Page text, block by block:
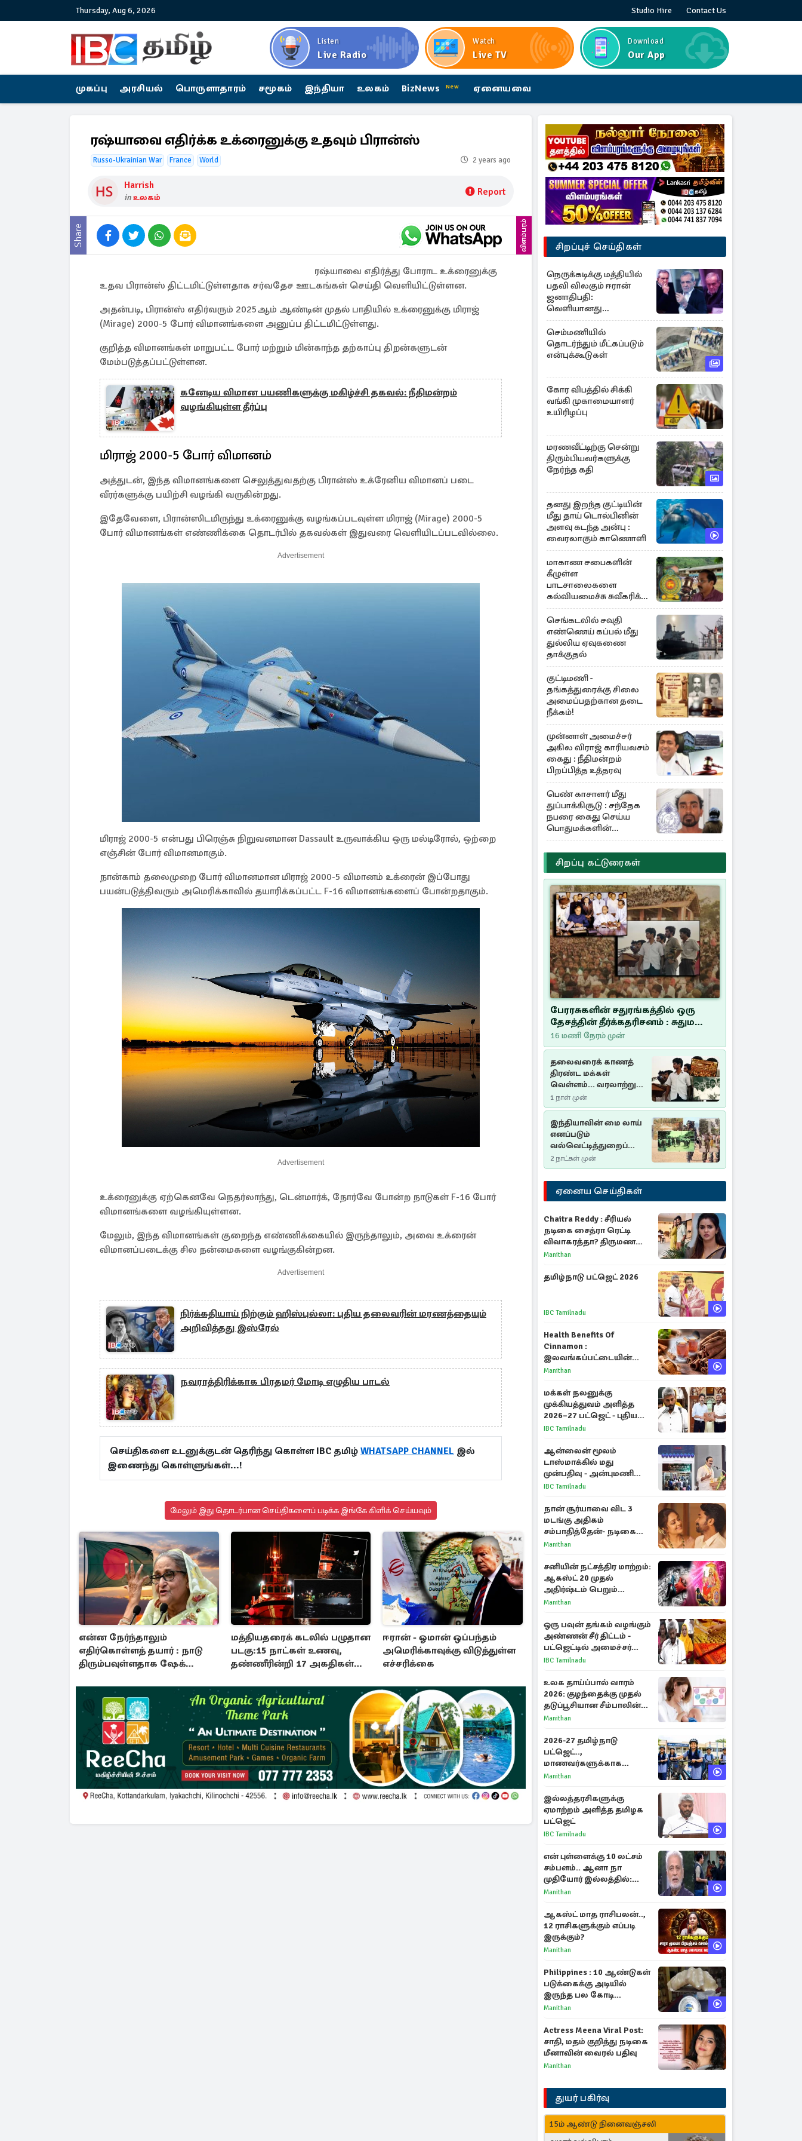
Thursday, Aug 6, 2026 Studio Hire Contact Us
Listen
Live Radio
Watch
Live TV
Download
Our App
முகப்பு அரசியல் பொருளாதாரம் சமூகம் இந்தியா உலகம் BizNews New ஏனையவை
ரஷ்யாவை எதிர்க்க உக்ரைனுக்கு உதவும் பிரான்ஸ்
Russo-Ukrainian War France World 2 years ago
Harrish
inஉலகம் Report
Share விளம்பரம்
ரஷ்யாவை எதிர்த்து போராட உக்ரைனுக்கு
உதவ பிரான்ஸ் திட்டமிட்டுள்ளதாக சர்வதேச ஊடகங்கள் செய்தி வெளியிட்டுள்ளன.
அதன்படி, பிரான்ஸ் எதிர்வரும் 2025ஆம் ஆண்டின் முதல் பாதியில் உக்ரைனுக்கு மிராஜ்
(Mirage) 2000-5 போர் விமானங்களை அனுப்ப திட்டமிட்டுள்ளது.
குறித்த விமானங்கள் மாறுபட்ட போர் மற்றும் மின்காந்த தற்காப்பு திறன்களுடன்
மேம்படுத்தப்பட்டுள்ளன.
கனேடிய விமான பயணிகளுக்கு மகிழ்ச்சி தகவல்: நீதிமன்றம்
வழங்கியுள்ள தீர்ப்பு
மிராஜ் 2000-5 போர் விமானம்
அத்துடன், இந்த விமானங்களை செலுத்துவதற்கு பிரான்ஸ் உக்ரேனிய விமானப் படை
வீரர்களுக்கு பயிற்சி வழங்கி வருகின்றது.
இதேவேளை, பிரான்ஸிடமிருந்து உக்ரைனுக்கு வழங்கப்படவுள்ள மிராஜ் (Mirage) 2000-5
போர் விமானங்கள் எண்ணிக்கை தொடர்பில் தகவல்கள் இதுவரை வெளியிடப்படவில்லை.
Advertisement
மிராஜ் 2000-5 என்பது பிரெஞ்சு நிறுவனமான Dassault உருவாக்கிய ஒரு மல்டிரோல், ஒற்றை
எஞ்சின் போர் விமானமாகும்.
நான்காம் தலைமுறை போர் விமானமான மிராஜ் 2000-5 விமானம் உக்ரைன் இப்போது
பயன்படுத்திவரும் அமெரிக்காவில் தயாரிக்கப்பட்ட F-16 விமானங்களைப் போன்றதாகும்.
Advertisement
உக்ரைனுக்கு ஏற்கெனவே நெதர்லாந்து, டென்மார்க், நோர்வே போன்ற நாடுகள் F-16 போர்
விமானங்களை வழங்கியுள்ளன.
மேலும், இந்த விமானங்கள் குறைந்த எண்ணிக்கையில் இருந்தாலும், அவை உக்ரைன்
விமானப்படைக்கு சில நன்மைகளை வழங்குகின்றன.
Advertisement
நிர்க்கதியாய் நிற்கும் ஹிஸ்புல்லா: புதிய தலைவரின் மரணத்தையும்
அறிவித்தது இஸ்ரேல்
நவராத்திரிக்காக பிரதமர் மோடி எழுதிய பாடல்
செய்திகளை உடனுக்குடன் தெரிந்து கொள்ள IBC தமிழ் WHATSAPP CHANNEL இல்
இணைந்து கொள்ளுங்கள்...!
மேலும் இது தொடர்பான செய்திகளைப் படிக்க இங்கே கிளிக் செய்யவும்
என்ன நேர்ந்தாலும்
எதிர்கொள்ளத் தயார் : நாடு
திரும்பவுள்ளதாக ஷேக்
மத்தியதரைக் கடலில் பழுதான
படகு:15 நாட்கள் உணவு,
தண்ணீரின்றி 17 அகதிகள்
ஈரான் - ஓமான் ஒப்பந்தம்
அமெரிக்காவுக்கு விடுத்துள்ள
எச்சரிக்கை
சிறப்புச் செய்திகள்
நெருக்கடிக்கு மத்தியில்
பதவி விலகும் ஈரான்
ஜனாதிபதி:
வெளியானது
சர்ச்சையின் உண்மை
நிலை
செம்மணியில்
தொடர்ந்தும் மீட்கப்படும்
என்புக்கூடுகள்
கோர விபத்தில் சிக்கி
வங்கி முகாமையாளர்
உயிரிழப்பு
மரணவீட்டிற்கு சென்று
திரும்பியவர்களுக்கு
நேர்ந்த கதி
தனது இறந்த குட்டியின்
மீது தாய் டொல்பினின்
அளவு கடந்த அன்பு :
வைரலாகும் காணொளி
மாகாண சபைகளின்
கீழுள்ள
பாடசாலைகளை
கல்வியமைச்சு சுவீகரிக்க
சட்டமில்லை :
கிடைத்தது வெற்றி
செங்கடலில் சவுதி
எண்ணெய் கப்பல் மீது
துல்லிய ஏவுகணை
தாக்குதல்
குட்டிமணி -
தங்கத்துரைக்கு சிலை
அமைப்பதற்கான தடை
நீக்கம்!
முன்னாள் அமைச்சர்
அகில விராஜ் காரியவசம்
கைது : நீதிமன்றம்
பிறப்பித்த உத்தரவு
பெண் காசாளர் மீது
துப்பாக்கிசூடு : சந்தேக
நபரை கைது செய்ய
பொதுமக்களின்
உதவியை நாடும்
காவல்துறை
சிறப்பு கட்டுரைகள்
பேரரசுகளின் சதுரங்கத்தில் ஒரு
தேசத்தின் தீர்க்கதரிசனம் : சுதுமலை
பிரகடனம் ஒரு வரலாற்றுப் பாடம்
16 மணி நேரம் முன்
தலைவரைக் காணத்
திரண்ட மக்கள்
வெள்ளம்... வரலாற்றுச்
சிறப்புமிக்க சுதுமலைப்
பிரகடனம்…
1 நாள் முன்
இந்தியாவின் மை லாய்
எனப்படும்
வல்வெட்டித்துறைப்
படுகொலை…
2 நாட்கள் முன்
ஏனைய செய்திகள்
Chaitra Reddy : சீரியல்
நடிகை சைத்ரா ரெட்டி
விவாகரத்தா? திருமண
புகைப்படங்களை நீக்கம்
Manithan
தமிழ்நாடு பட்ஜெட் 2026
IBC Tamilnadu
Health Benefits Of
Cinnamon :
இலவங்கப்பட்டையின்
மருத்துவ குணங்களும்
நன்மைகளும்!
Manithan
மக்கள் நலனுக்கு
முக்கியத்துவம் அளித்த
2026–27 பட்ஜெட் - புதிய
நலத்திட்டங்கள்
IBC Tamilnadu
ஆன்லைன் மூலம்
டாஸ்மாக்கில் மது
முன்பதிவு - அன்புமணி
ராமதாஸ் எதிர்ப்பு
IBC Tamilnadu
நான் சூர்யாவை விட 3
மடங்கு அதிகம்
சம்பாதித்தேன்- நடிகை
ஜோதிகா
Manithan
சனியின் நட்சத்திர மாற்றம்:
ஆகஸ்ட் 20 முதல்
அதிர்ஷ்டம் பெறும்
ராசிகள்!
Manithan
ஒரு பவுன் தங்கம் வழங்கும்
அண்ணன் சீர் திட்டம் -
பட்ஜெட்டில் அமைச்சர்
மரிய வில்சன் அறிவிப்பு!
IBC Tamilnadu
உலக தாய்ப்பால் வாரம்
2026: குழந்தைக்கு முதல்
தடுப்பூசியான சீம்பாலின்
முக்கியத்துவம்!
Manithan
2026-27 தமிழ்நாடு
பட்ஜெட்..,
மாணவர்களுக்காக
வெளியான முக்கிய
Manithan
இல்லத்தரசிகளுக்கு
ஏமாற்றம் அளித்த தமிழக
பட்ஜெட்
IBC Tamilnadu
என் புள்ளைக்கு 10 லட்சம்
சம்பளம்.. ஆனா நா
முதியோர் இல்லத்தில்:
நடிகரின் கண்ணீர் பேட்டி
Manithan
ஆகஸ்ட் மாத ராசிபலன்..,
12 ராசிகளுக்கும் எப்படி
இருக்கும்?
Manithan
Philippines : 10 ஆண்டுகள்
படுக்கைக்கு அடியில்
இருந்த பல கோடி
மதிப்புள்ள அரிய முத்து!
Manithan
Actress Meena Viral Post:
சாதி, மதம் குறித்து நடிகை
மீனாவின் வைரல் பதிவு
Manithan
துயர் பகிர்வு
15ம் ஆண்டு நினைவஞ்சலி